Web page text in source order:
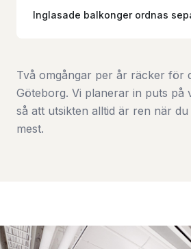
Inglasade balkonger ordnas
Två omgångar per år räcker för
Göteborg. Vi planerar in puts på
så att utsikten alltid är ren när
mest.